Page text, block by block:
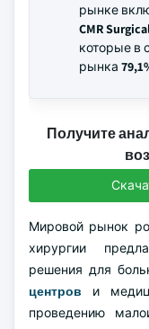
рынке
CMR
которые в
рынка
Получите
Мировой рынок
хирургии
решения для
центров и
проведению